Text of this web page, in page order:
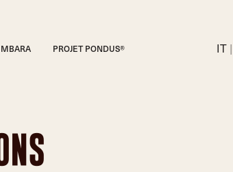
PROJET PONDUS® IT |